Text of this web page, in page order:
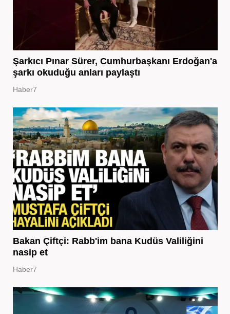
Şarkıcı Pınar Sürer, Cumhurbaşkanı Erdoğan'a
şarkı okuduğu anları paylaştı
Haber7
Bakan Çiftçi: Rabb'im bana Kudüs Valiliğini
nasip et
Haber7